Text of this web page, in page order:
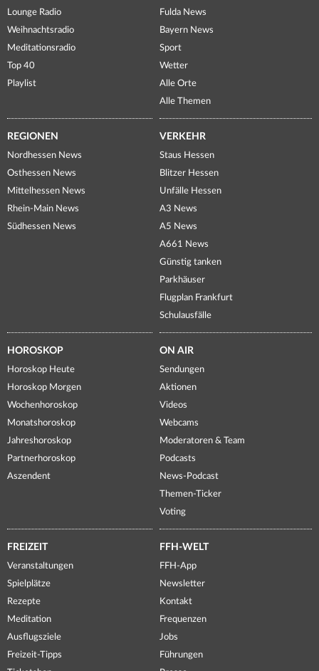
Lounge Radio
Weihnachtsradio
Meditationsradio
Top 40
Playlist
Fulda News
Bayern News
Sport
Wetter
Alle Orte
Alle Themen
REGIONEN
Nordhessen News
Osthessen News
Mittelhessen News
Rhein-Main News
Südhessen News
VERKEHR
Staus Hessen
Blitzer Hessen
Unfälle Hessen
A3 News
A5 News
A661 News
Günstig tanken
Parkhäuser
Flugplan Frankfurt
Schulausfälle
HOROSKOP
Horoskop Heute
Horoskop Morgen
Wochenhoroskop
Monatshoroskop
Jahreshoroskop
Partnerhoroskop
Aszendent
ON AIR
Sendungen
Aktionen
Videos
Webcams
Moderatoren & Team
Podcasts
News-Podcast
Themen-Ticker
Voting
FREIZEIT
Veranstaltungen
Spielplätze
Rezepte
Meditation
Ausflugsziele
Freizeit-Tipps
FFH-WELT
FFH-App
Newsletter
Kontakt
Frequenzen
Jobs
Führungen